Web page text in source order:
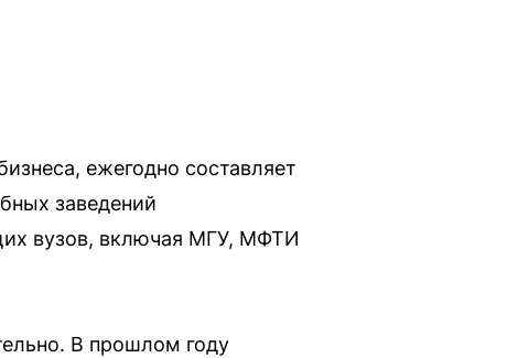
ежегодно составляет
заведений
вузов, включая МГУ, МФТИ
В прошлом году